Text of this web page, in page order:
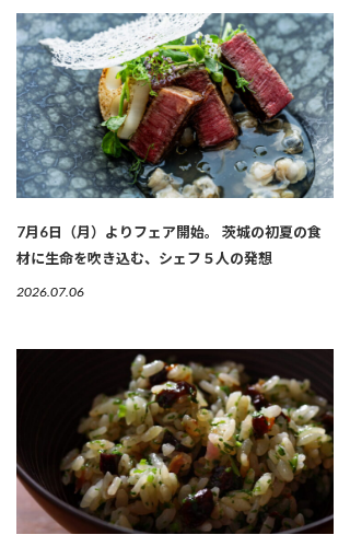
7月6日（月）よりフェア開始。 茨城の初夏の食
材に生命を吹き込む、シェフ５人の発想
2026.07.06